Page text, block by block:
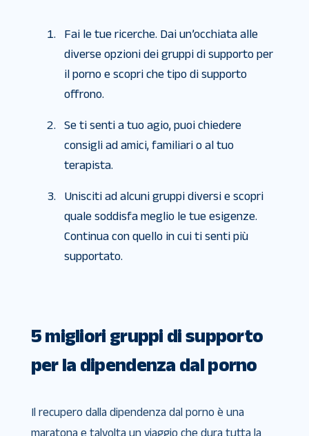
Fai le tue ricerche. Dai un’occhiata alle
diverse opzioni dei gruppi di supporto per
il porno e scopri che tipo di supporto
offrono.
Se ti senti a tuo agio, puoi chiedere
consigli ad amici, familiari o al tuo
terapista.
Unisciti ad alcuni gruppi diversi e scopri
quale soddisfa meglio le tue esigenze.
Continua con quello in cui ti senti più
supportato.
5 migliori gruppi di supporto
per la dipendenza dal porno
Il recupero dalla dipendenza dal porno è una
maratona e talvolta un viaggio che dura tutta la